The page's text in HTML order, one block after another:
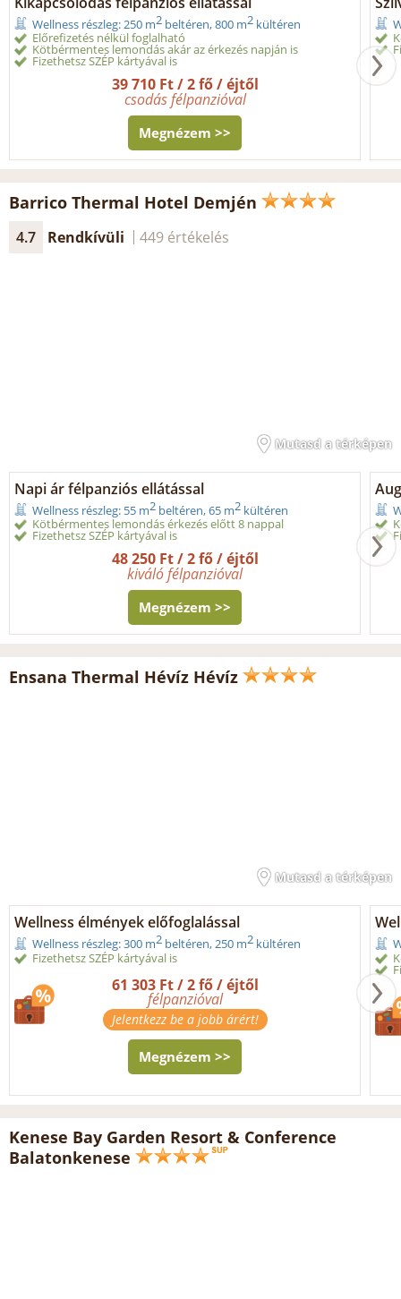
Wellness részleg: 250 m2 beltéren, 800 m2 kültéren
Előrefizetés nélkül foglalható
Kötbérmentes lemondás akár az érkezés napján is
Fizethetsz SZÉP kártyával is
39 710 Ft / 2 fő / éjtől
csodás félpanzióval
Megnézem >>
Barrico Thermal Hotel Demjén
4.7 Rendkívüli 449 értékelés
Mutasd a térképen
Napi ár félpanziós ellátással
Wellness részleg: 55 m2 beltéren, 65 m2 kültéren
Kötbérmentes lemondás érkezés előtt 8 nappal
Fizethetsz SZÉP kártyával is
48 250 Ft / 2 fő / éjtől
kiváló félpanzióval
Megnézem >>
Ensana Thermal Hévíz Hévíz
Mutasd a térképen
Wellness élmények előfoglalással
Wellness részleg: 300 m2 beltéren, 250 m2 kültéren
Fizethetsz SZÉP kártyával is
61 303 Ft / 2 fő / éjtől
félpanzióval
Jelentkezz be a jobb árért!
Megnézem >>
Kenese Bay Garden Resort & Conference
Balatonkenese